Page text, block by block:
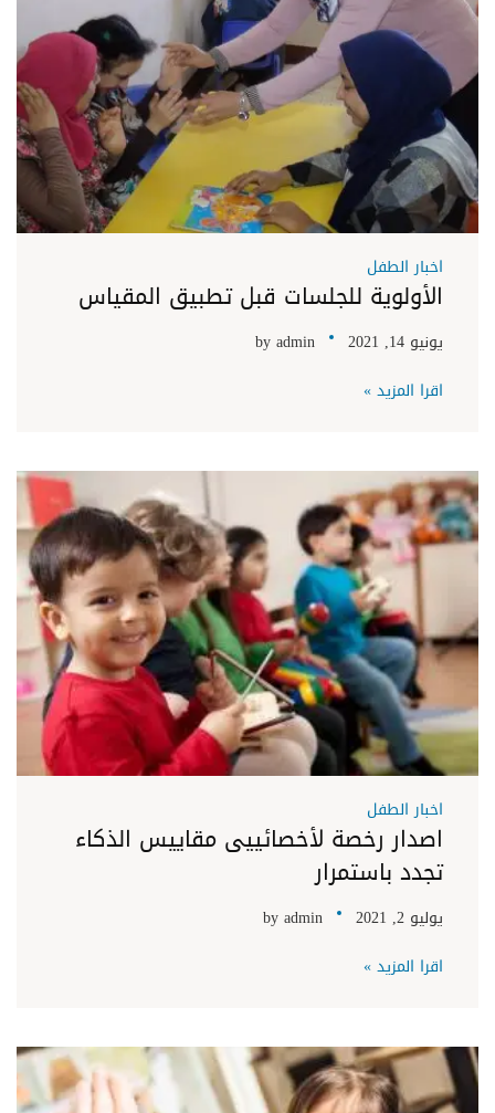
اخبار الطفل
الأولوية للجلسات قبل تطبيق المقياس
يونيو 14, 2021 byadmin
اقرا المزيد »
اخبار الطفل
اصدار رخصة لأخصائييى مقاييس الذكاء
تجدد باستمرار
يوليو 2, 2021 byadmin
اقرا المزيد »